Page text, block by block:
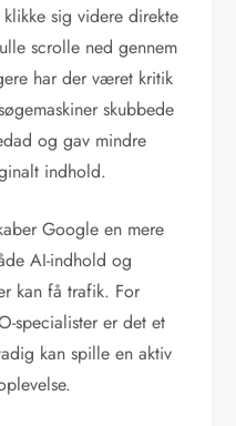
sig videre direkte
scrolle ned gennem
har der været kritik
skubbede
og gav mindre
indhold.
Google en mere
AI-indhold og
kan få trafik. For
specialister er det et
kan spille en aktiv